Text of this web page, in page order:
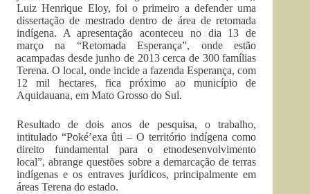
Luiz Henrique Eloy, foi o primeiro a defender uma
dissertação de mestrado dentro de área de retomada
indígena. A apresentação aconteceu no dia 13 de
março na “Retomada Esperança”, onde estão
acampadas desde junho de 2013 cerca de 300 famílias
Terena. O local, onde incide a fazenda Esperança, com
12 mil hectares, fica próximo ao município de
Aquidauana, em Mato Grosso do Sul.
Resultado de dois anos de pesquisa, o trabalho,
intitulado “Poké’exa ûti – O território indígena como
direito fundamental para o etnodesenvolvimento
local”, abrange questões sobre a demarcação de terras
indígenas e os entraves jurídicos, principalmente em
áreas Terena do estado.